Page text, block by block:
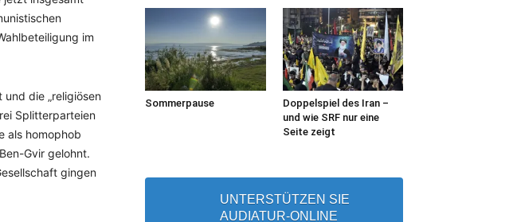
im
und die „religiösen
Splitterparteien
als homophob
Gvir gelohnt.
gingen
Sommerpause
Doppelspiel des Iran –
und wie SRF nur eine
Seite zeigt
UNTERSTÜTZEN SIE
AUDIATUR-ONLINE